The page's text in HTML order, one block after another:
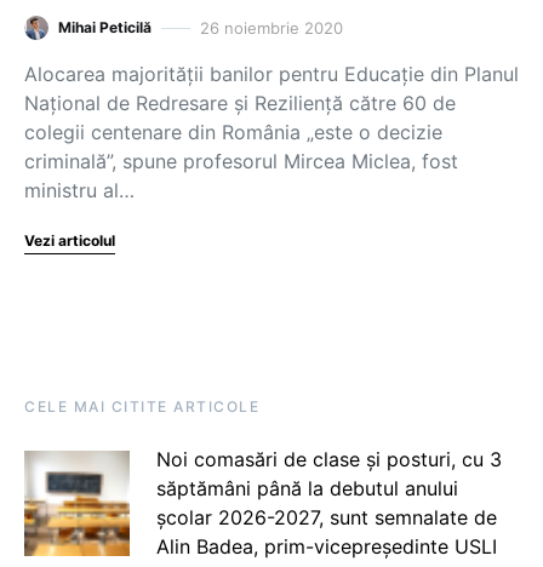
Mihai Peticilă 26 noiembrie 2020
Alocarea majorității banilor pentru Educație din Planul
Național de Redresare și Reziliență către 60 de
colegii centenare din România „este o decizie
criminală”, spune profesorul Mircea Miclea, fost
ministru al…
Vezi articolul
CELE MAI CITITE ARTICOLE
Noi comasări de clase și posturi, cu 3
săptămâni până la debutul anului
școlar 2026-2027, sunt semnalate de
Alin Badea, prim-vicepreședinte USLI